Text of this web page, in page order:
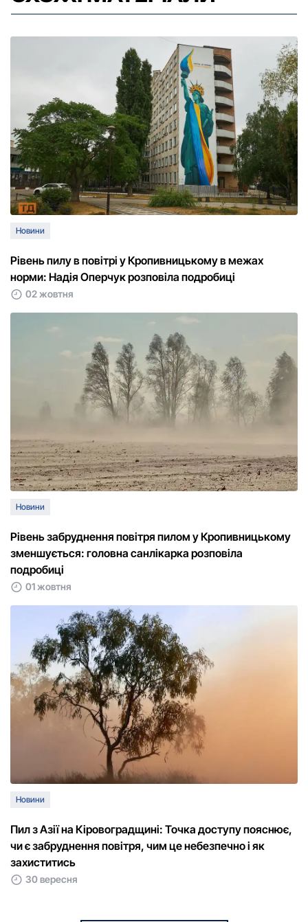
Новини
Рівень пилу в повітрі у Кропивницькому в межах
норми: Надія Оперчук розповіла подробиці
02 жовтня
Новини
Рівень забруднення повітря пилом у Кропивницькому
зменшується: головна санлікарка розповіла
подробиці
01 жовтня
Новини
Пил з Азії на Кіровоградщині: Точка доступу пояснює,
чи є забруднення повітря, чим це небезпечно і як
захиститись
30 вересня